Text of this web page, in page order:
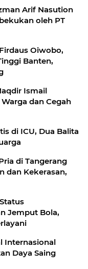
Arif Nasution
oleh PT
Oiwobo,
Banten,
Ismail
dan Cegah
di ICU, Dua Balita
di Tangerang
dan Kekerasan,
Jemput Bola,
Internasional
Daya Saing